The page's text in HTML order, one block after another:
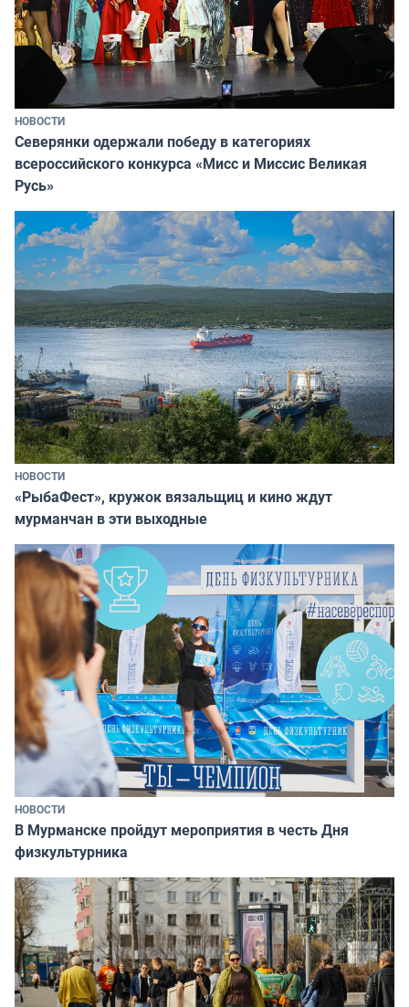
НОВОСТИ
Северянки одержали победу в категориях
всероссийского конкурса «Мисс и Миссис Великая
Русь»
НОВОСТИ
«РыбаФест», кружок вязальщиц и кино ждут
мурманчан в эти выходные
НОВОСТИ
В Мурманске пройдут мероприятия в честь Дня
физкультурника